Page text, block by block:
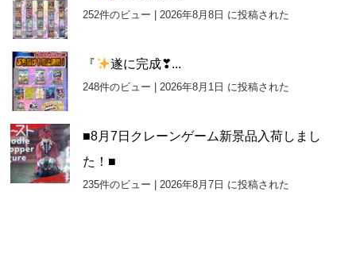
252件のビュー |2026年8月8日 に投稿された
『 遂に完成❣...
248件のビュー |2026年8月1日 に投稿された
■8月7日クレーンゲーム新景品入荷しまし
た！■
235件のビュー |2026年8月7日 に投稿された